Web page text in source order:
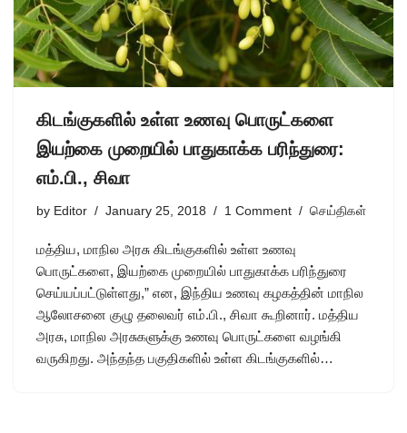
கிடங்குகளில் உள்ள உணவு பொருட்களை
இயற்கை முறையில் பாதுகாக்க பரிந்துரை:
எம்.பி., சிவா
by Editor January 25, 2018 1 Comment செய்திகள்
மத்திய, மாநில அரசு கிடங்குகளில் உள்ள உணவு
பொருட்களை, இயற்கை முறையில் பாதுகாக்க பரிந்துரை
செய்யப்பட்டுள்ளது,” என, இந்திய உணவு கழகத்தின் மாநில
ஆலோசனை குழு தலைவர் எம்.பி., சிவா கூறினார். மத்திய
அரசு, மாநில அரசுகளுக்கு உணவு பொருட்களை வழங்கி
வருகிறது. அந்தந்த பகுதிகளில் உள்ள கிடங்குகளில்…